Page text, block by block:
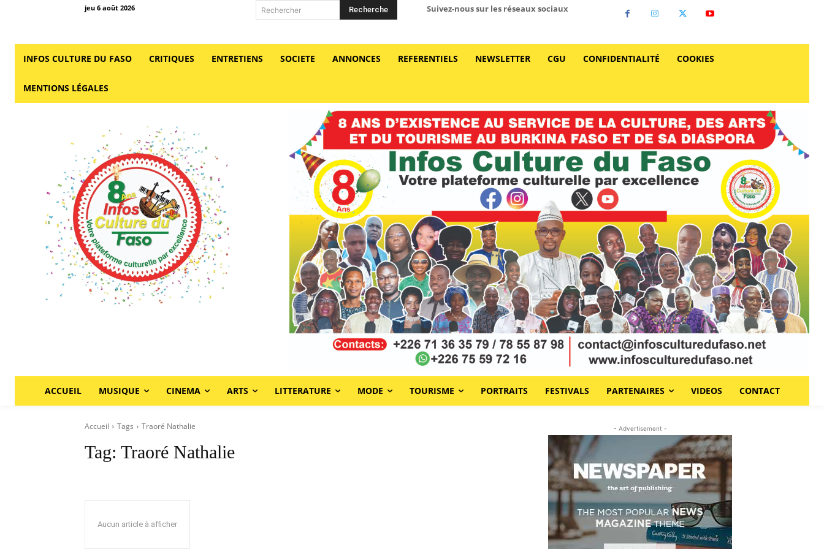
jeu 6 août 2026 Rechercher Recherche Suivez-nous sur les réseaux sociaux
INFOS CULTURE DU FASO CRITIQUES ENTRETIENS SOCIETE ANNONCES REFERENTIELS NEWSLETTER CGU CONFIDENTIALITÉ COOKIES
MENTIONS LÉGALES
ACCUEIL MUSIQUE CINEMA ARTS LITTERATURE MODE TOURISME PORTRAITS FESTIVALS PARTENAIRES VIDEOS CONTACT
Accueil Tags Traoré Nathalie
Tag: Traoré Nathalie
Aucun article à afficher
- Advertisement -